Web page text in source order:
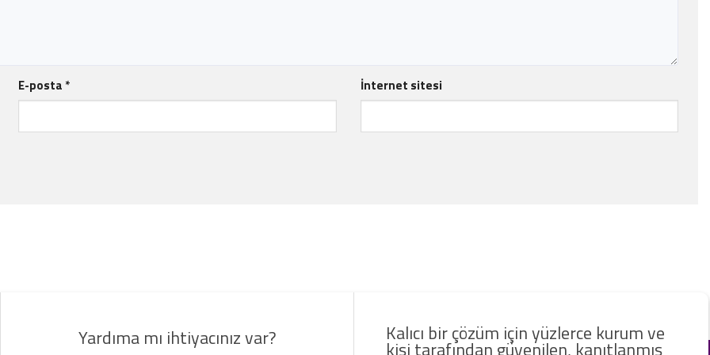
E-posta * İnternet sitesi
Yardıma mı ihtiyacınız var? Kalıcı bir çözüm için yüzlerce kurum ve
kişi tarafından güvenilen, kanıtlanmış